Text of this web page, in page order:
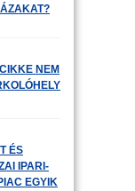
NEM
ÉS
IPARI-
EGYIK